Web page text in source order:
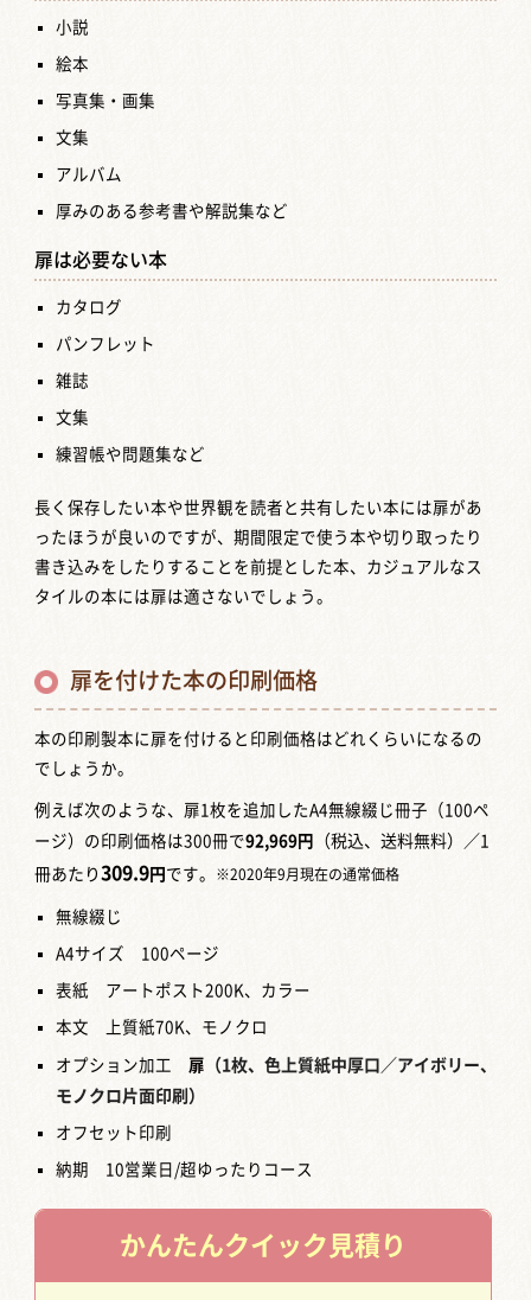
小説
絵本
写真集・画集
文集
アルバム
厚みのある参考書や解説集など
扉は必要ない本
カタログ
パンフレット
雑誌
文集
練習帳や問題集など
長く保存したい本や世界観を読者と共有したい本には扉があ
ったほうが良いのですが、期間限定で使う本や切り取ったり
書き込みをしたりすることを前提とした本、カジュアルなス
タイルの本には扉は適さないでしょう。
扉を付けた本の印刷価格
本の印刷製本に扉を付けると印刷価格はどれくらいになるの
でしょうか。
例えば次のような、扉1枚を追加したA4無線綴じ冊子（100ペ
ージ）の印刷価格は300冊で92,969円
（税込、送料無料）／1
冊あたり309.9円 です。 ※2020年9月現在の通常価格
無線綴じ
A4サイズ 100ページ
表紙 アートポスト200K、カラー
本文 上質紙70K、モノクロ
オプション加工 扉 （1枚、色上質紙中厚口／アイボリー、
モノクロ片面印刷）
オフセット印刷
納期 10営業日/超ゆったりコース
かんたんクイック見積り